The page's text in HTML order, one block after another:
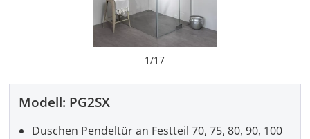
1/17
Modell: PG2SX
Duschen Pendeltür an Festteil 70, 75, 80, 90, 100